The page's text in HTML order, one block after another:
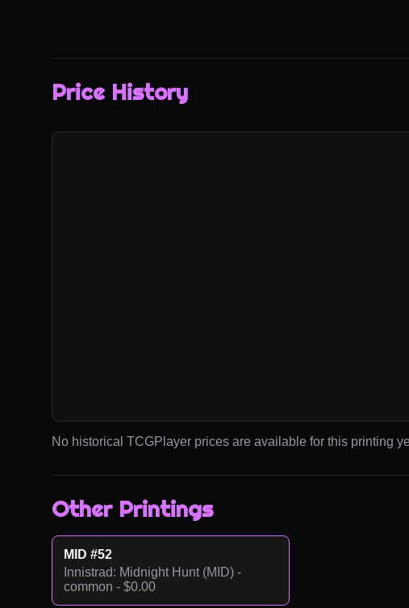
Price History
No historical TCGPlayer prices are available for this printing
Other Printings
MID #52
Innistrad: Midnight Hunt (MID) -
common - $0.00